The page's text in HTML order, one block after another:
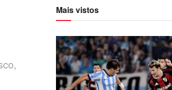
Mais vistos